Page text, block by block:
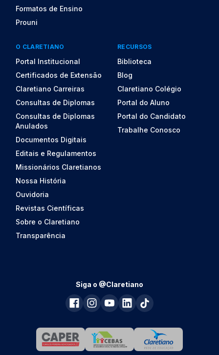
Formatos de Ensino
Prouni
O CLARETIANO
Portal Institucional
Certificados de Extensão
Claretiano Carreiras
Consultas de Diplomas
Consultas de Diplomas
Anulados
Documentos Digitais
Editais e Regulamentos
Missionários Claretianos
Nossa História
Ouvidoria
Revistas Científicas
Sobre o Claretiano
Transparência
RECURSOS
Biblioteca
Blog
Claretiano Colégio
Portal do Aluno
Portal do Candidato
Trabalhe Conosco
Siga o @Claretiano